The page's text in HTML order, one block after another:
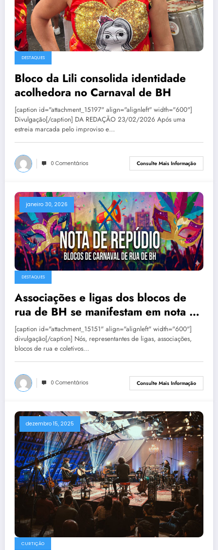
DESTAQUES
Bloco da Lili consolida identidade
acolhedora no Carnaval de BH
[caption id="attachment_15197" align="alignleft" width="600"]
Divulgação[/caption] DA REDAÇÃO 23/02/2026 Após uma
estreia marcada pelo improviso e…
0 Comentários Consulte Mais Informação
janeiro 30, 2026
DESTAQUES
Associações e ligas dos blocos de
rua de BH se manifestam em nota de
repúdio
[caption id="attachment_15151" align="alignleft" width="600"]
divulgação[/caption] Nós, representantes de ligas, associações,
blocos de rua e coletivos…
0 Comentários Consulte Mais Informação
dezembro 15, 2025
CURTIÇÃO